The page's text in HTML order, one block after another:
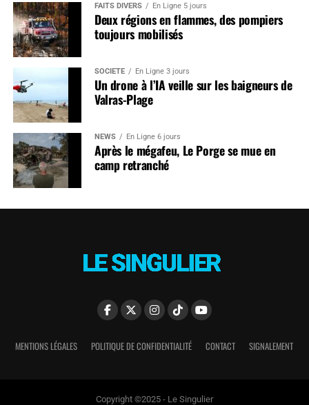
FAITS DIVERS En Ligne 5 jours
Deux régions en flammes, des pompiers
toujours mobilisés
SOCIÉTÉ En Ligne 3 jours
Un drone à l’IA veille sur les baigneurs de
Valras-Plage
NEWS En Ligne 6 jours
Après le mégafeu, Le Porge se mue en
camp retranché
MENTIONS LÉGALES POLITIQUE DE CONFIDENTIALITÉ CONTACT SIGNALEMENT
Copyright ©2025 - Le Singulier